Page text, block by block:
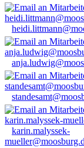
karin.malyssek-